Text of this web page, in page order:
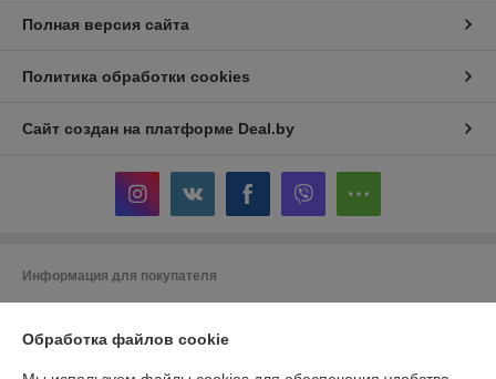
Полная версия сайта
Политика обработки cookies
Сайт создан на платформе Deal.by
Информация для покупателя
Обработка файлов cookie